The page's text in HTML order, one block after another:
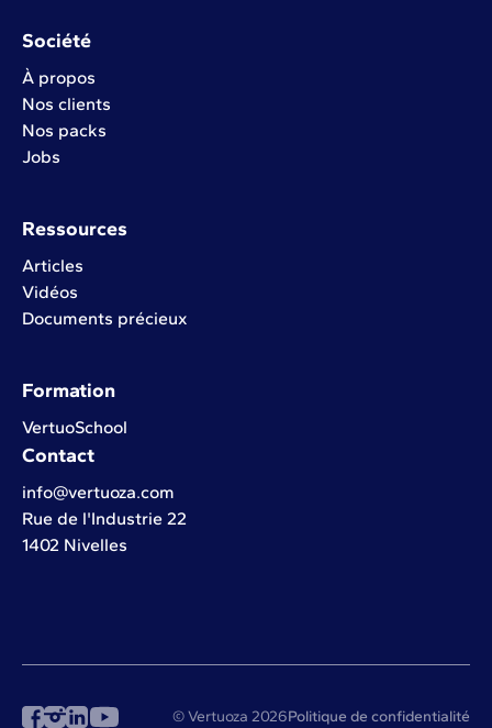
Société
À propos
Nos clients
Nos packs
Jobs
Ressources
Articles
Vidéos
Documents précieux
Formation
VertuoSchool
Contact
info@vertuoza.com
Rue de l'Industrie 22
1402 Nivelles
© Vertuoza 2026Politique de confidentialité